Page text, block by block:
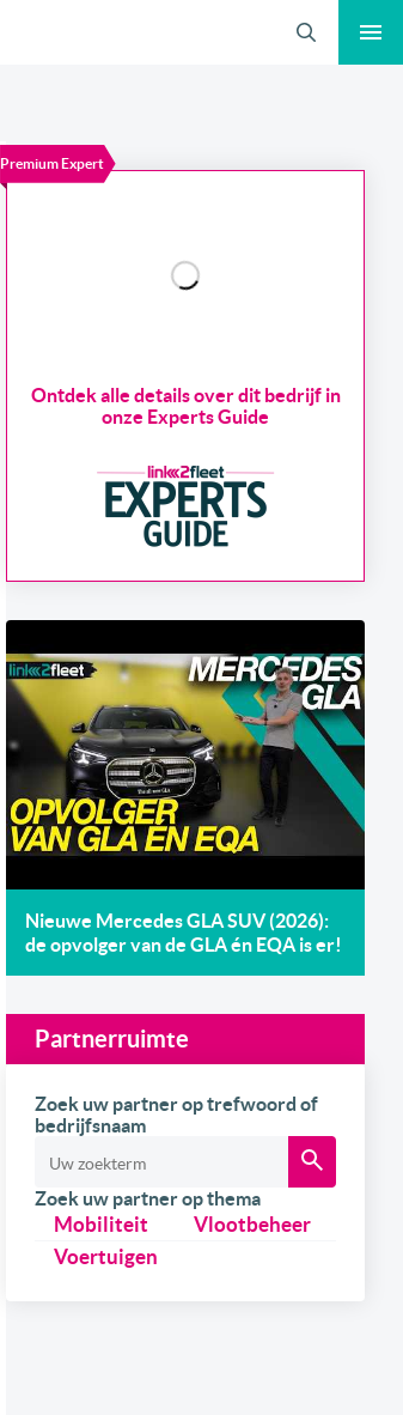
Premium Expert
Ontdek alle details over dit bedrijf in
onze Experts Guide
Nieuwe Mercedes GLA SUV (2026):
de opvolger van de GLA én EQA is er!
Partnerruimte
Zoek uw partner op trefwoord of
bedrijfsnaam
Zoek uw partner op thema
Mobiliteit
Vlootbeheer
Voertuigen